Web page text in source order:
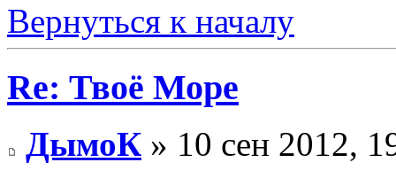
Вернуться к началу
Re: Твоё Море
ДымоК » 10 сен 2012,